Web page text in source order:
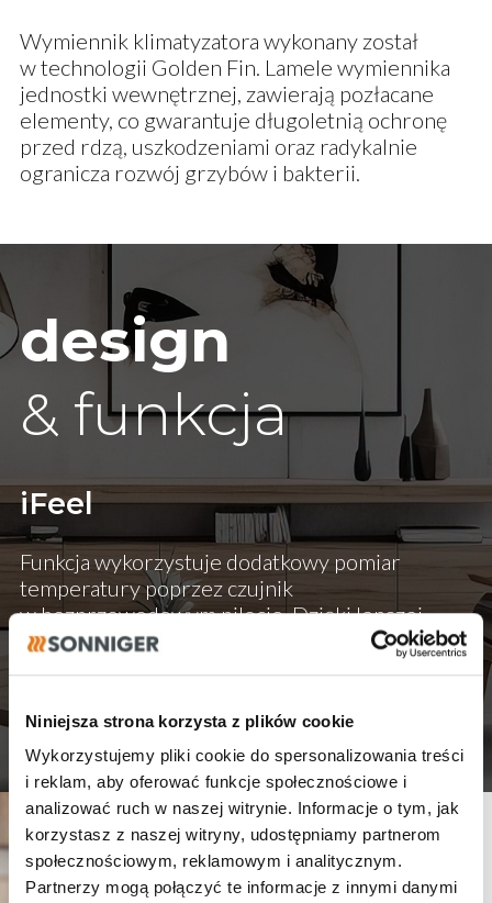
Niniejsza strona korzysta z plików cookie
Wykorzystujemy pliki cookie do spersonalizowania treści
i reklam, aby oferować funkcje społecznościowe i
analizować ruch w naszej witrynie. Informacje o tym, jak
korzystasz z naszej witryny, udostępniamy partnerom
społecznościowym, reklamowym i analitycznym.
Partnerzy mogą połączyć te informacje z innymi danymi
Wymiennik klimatyzatora wykonany został
w technologii Golden Fin. Lamele wymiennika
jednostki wewnętrznej, zawierają pozłacane
elementy, co gwarantuje długoletnią ochronę
przed rdzą, uszkodzeniami oraz radykalnie
ogranicza rozwój grzybów i bakterii.
design
& funkcja
iFeel
Funkcja wykorzystuje dodatkowy pomiar
temperatury poprzez czujnik
w bezprzewodowym pilocie. Dzięki lepszej
świadomości klimatyzacja dobiera
optymalną temperaturę i siłę nawiewu aby
utrzymanie temperatury